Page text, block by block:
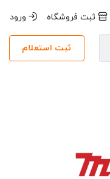
ثبت فروشگاه ورود
ثبت استعلام